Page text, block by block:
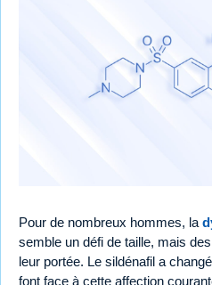
Pour de nombreux hommes, la
semble un défi de taille, mais
leur portée. Le sildénafil a
font face à cette affection